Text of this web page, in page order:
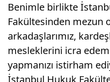
Benimle birlikte
Fakültesinden mezun
arkadaşlarımız,
mesleklerini icra
yapmanızı istirham